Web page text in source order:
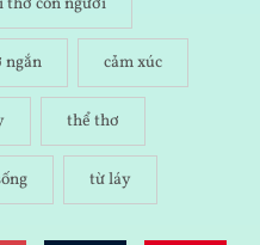
thơ con người
ngắn cảm xúc
thể thơ
từ láy